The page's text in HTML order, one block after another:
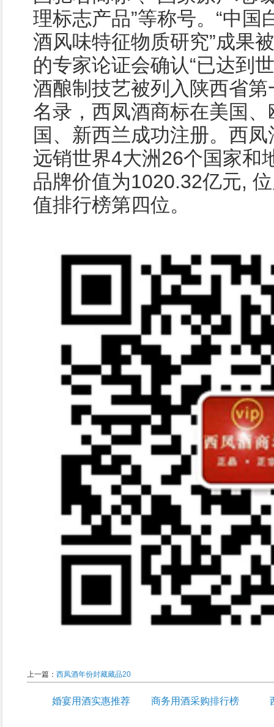
理标志产品”等称号。“中
酒风味特征物质研究”成果
的专家论证会确认“已达到
酒酿制技艺被列入陕西省
名录，西凤酒商标在美国
国、新西兰成功注册。西
远销世界4大洲26个国家和
品牌价值为1020.32亿元,
值排行榜第四位。
上一篇： 西凤酒年份封藏藏品20
婚宴用酒实惠推荐 商务用酒采购排行榜